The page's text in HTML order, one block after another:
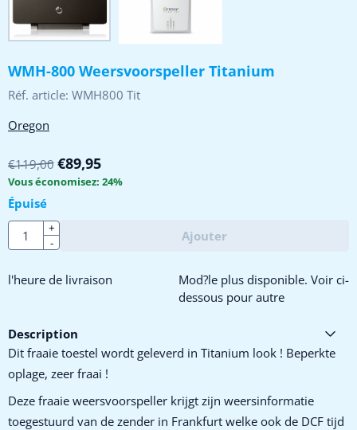
WMH-800 Weersvoorspeller Titanium
Réf. article: WMH800 Tit
Oregon
€119,00 €89,95
Vous économisez: 24%
Épuisé
Quantité
+
-
Ajouter
l'heure de livraison
Mod?le plus disponible. Voir ci-
dessous pour autre
Description
Dit fraaie toestel wordt geleverd in Titanium look ! Beperkte
oplage, zeer fraai !
Deze fraaie weersvoorspeller krijgt zijn weersinformatie
toegestuurd van de zender in Frankfurt welke ook de DCF tijd